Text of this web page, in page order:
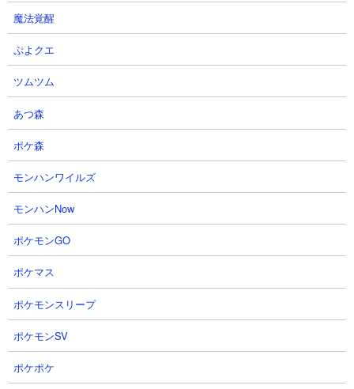
●プレミアムケリ姫号CCの使い勝手
１．大型キャラの中では希少なお金2倍持ち
プレミアムケリ姫号CCは撃破時にお金2倍の特性を持っていま
す。この特性を持っているキャラはネゴエモン、エクスプレス、
カンカンなど小型キャラ、それも単体攻撃のキャラがほとんど。
範囲攻撃かつ大型キャラでこの特性を所持しているのは他には
超・神さまゴールデンなどに限られるため、このプレミアムケリ
魔法覚醒
ぷよクエ
ツムツム
あつ森
ポケ森
モンハンワイルズ
モンハンNow
ポケモンGO
ポケマス
ポケモンスリープ
ポケモンSV
ポケポケ